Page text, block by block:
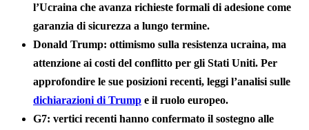
l’Ucraina che avanza richieste formali di adesione come
garanzia di sicurezza a lungo termine.
Donald Trump: ottimismo sulla resistenza ucraina, ma
attenzione ai costi del conflitto per gli Stati Uniti. Per
approfondire le sue posizioni recenti, leggi l’analisi sulle
dichiarazioni di Trump e il ruolo europeo.
G7: vertici recenti hanno confermato il sostegno alle